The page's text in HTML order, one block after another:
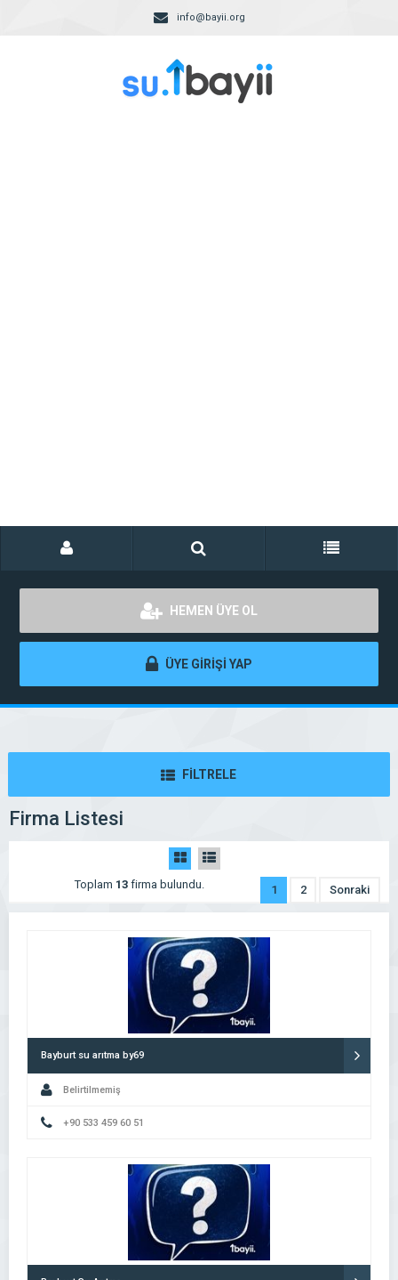
info@bayii.org
HEMEN ÜYE OL
ÜYE GİRİŞİ YAP
FİLTRELE
Firma Listesi
Toplam 13firma bulundu. 1 2 Sonraki
Bayburt su arıtma by69
Belirtilmemiş
+90 533 459 60 51